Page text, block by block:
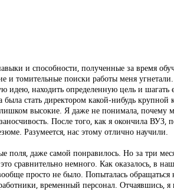
и способности, полученные за время
томительные поиски работы меня угнетали.
идею, находить определенную цель и шагать
стать директором какой-нибудь
высокие. Я даже не понимала, почему
После того, как я окончила ВУЗ,
Разумеется, нас этому отлично научили.
поля, даже самой понравилось. Но за три
сравнительно немного. Как оказалось, в
просто не было. Попыталась обращаться
временный персонал. Отчаявшись, я